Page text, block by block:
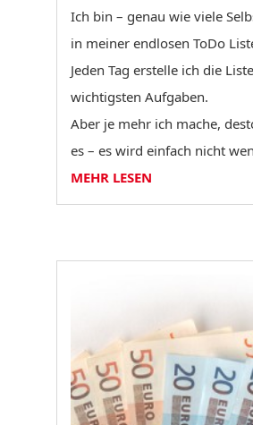
Ich bin – genau wie viele
in meiner endlosen ToDo
Jeden Tag erstelle ich die
wichtigsten Aufgaben.
Aber je mehr ich mache,
es – es wird einfach nicht
MEHR LESEN